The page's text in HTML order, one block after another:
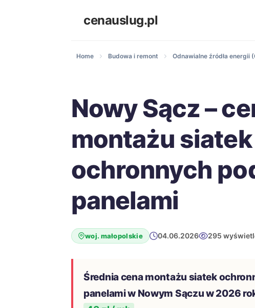
cenauslug.pl
Home Budowa i remont Odnawialne źródła energii
Nowy Sącz –
montażu siatek
ochronnych
panelami
woj. małopolskie 04.06.2026 295
Średnia cena montażu siatek
panelami w Nowym Sączu w 2026